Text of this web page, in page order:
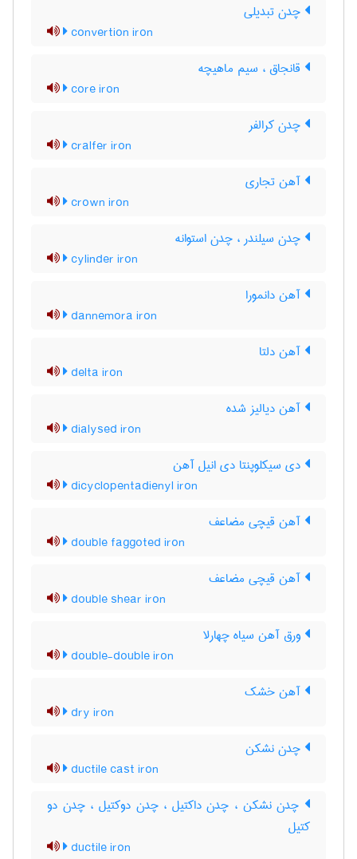
چدن تبدیلی
convertion iron
قانجاق ، سیم ماهیچه
core iron
چدن کرالفر
cralfer iron
آهن تجاری
crown iron
چدن سیلندر ، چدن استوانه
cylinder iron
آهن دانمورا
dannemora iron
آهن دلتا
delta iron
آهن دیالیز شده
dialysed iron
دی سیکلوپنتا دی انیل آهن
dicyclopentadienyl iron
آهن قیچی مضاعف
double faggoted iron
آهن قیچی مضاعف
double shear iron
ورق آهن سیاه چهارلا
double-double iron
آهن خشک
dry iron
چدن نشکن
ductile cast iron
چدن نشکن ، چدن داکتیل ، چدن دوکتیل ، چدن دو
کتیل
ductile iron